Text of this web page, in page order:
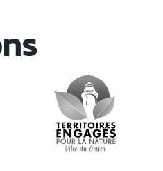
- 21h00
• Tennis
Swé O Ka
Saint-Félix (ancien PMU)